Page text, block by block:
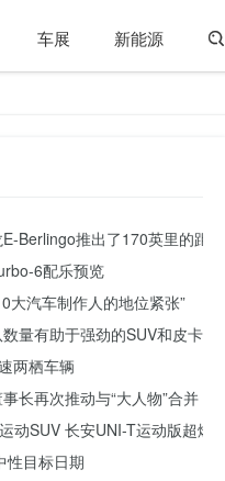
车展 新能源
Berlingo推出了170英里的距离
6配乐预览
大汽车制作人的地位紧张”
量有助于强劲的SUV和皮卡需求
两栖车辆
长再次推动与“大人物”合并
动SUV 长安UNI-T运动版超燃来
性目标日期